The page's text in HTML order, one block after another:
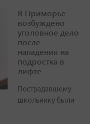
В Приморье
возбуждено
уголовное дело
после
нападения на
подростка в
лифте
Пострадавшему
школьнику были